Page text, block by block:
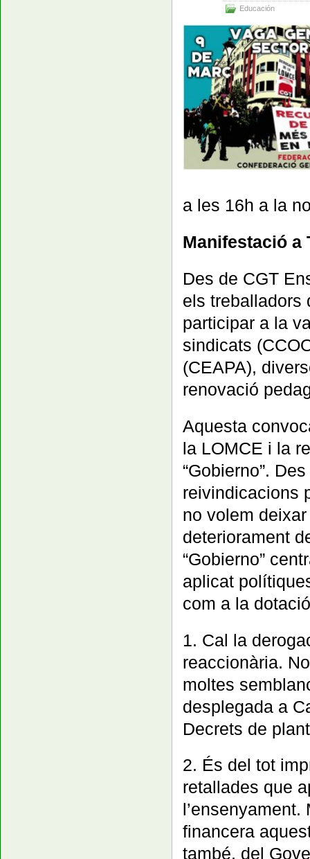
Educación
a les 16h a la
Manifestació a
Des de CGT
els treballadors
participar a la
sindicats
(CEAPA),
renovació
Aquesta
la LOMCE i la
“Gobierno”.
reivindicacions
no volem
deteriorament
“Gobierno”
aplicat
com a la
1. Cal la
reaccionària.
moltes
desplegada a
Decrets de
2. És del tot
retallades que
financera
també, del